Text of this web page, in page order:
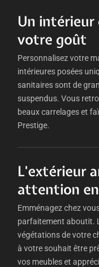
Un
votre goût
Personnalisez votre
intérieures posées
sanitaires sont de
suspendus. Vous
beaux carrelages et
Prestige.
L'extérieur
attention
Emménagez chez
parfaitement aboutit.
végétations de votre
à votre souhait être
vos meubles et